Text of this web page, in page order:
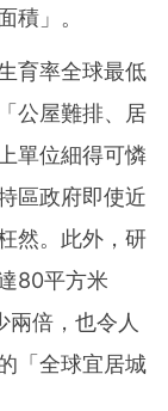
積」。
育率全球最低
公屋難排、居
單位細得可憐
區政府即使近
然。此外，研
80平方米
兩倍，也令人
「全球宜居城